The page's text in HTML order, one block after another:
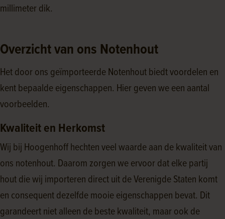
millimeter dik.
Overzicht van ons Notenhout
Het door ons geïmporteerde Notenhout biedt voordelen en
kent bepaalde eigenschappen. Hier geven we een aantal
voorbeelden.
Kwaliteit en Herkomst
Wij bij Hoogenhoff hechten veel waarde aan de kwaliteit van
ons notenhout. Daarom zorgen we ervoor dat elke partij
hout die wij importeren direct uit de Verenigde Staten komt
en consequent dezelfde mooie eigenschappen bevat. Dit
garandeert niet alleen de beste kwaliteit, maar ook de